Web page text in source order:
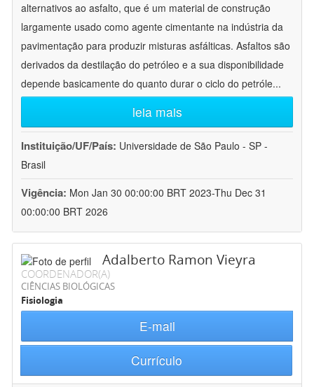
alternativos ao asfalto, que é um material de construção
largamente usado como agente cimentante na indústria da
pavimentação para produzir misturas asfálticas. Asfaltos são
derivados da destilação do petróleo e a sua disponibilidade
depende basicamente do quanto durar o ciclo do petróle...
leia mais
Instituição/UF/País: Universidade de São Paulo - SP -
Brasil
Vigência: Mon Jan 30 00:00:00 BRT 2023-Thu Dec 31
00:00:00 BRT 2026
Adalberto Ramon Vieyra
COORDENADOR(A)
CIÊNCIAS BIOLÓGICAS
Fisiologia
E-mail
Currículo